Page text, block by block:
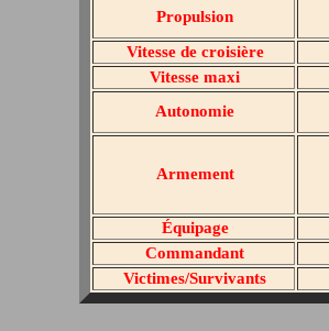
Propulsion
Vitesse de croisière
Vitesse maxi
Autonomie
Armement
Équipage
Commandant
Victimes/Survivants